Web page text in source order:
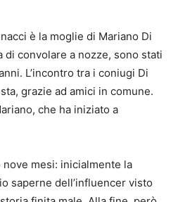
è la moglie di Mariano Di
di convolare a nozze, sono stati
L’incontro tra i coniugi Di
grazie ad amici in comune.
che ha iniziato a
mesi: inicialmente la
saperne dell’influencer visto